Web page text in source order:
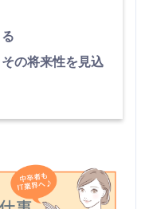
の将来性を見込